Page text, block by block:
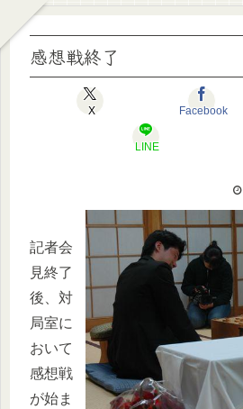
感想戦終了
X Facebook
LINE
記者会
見終了
後、対
局室に
おいて
感想戦
が始ま